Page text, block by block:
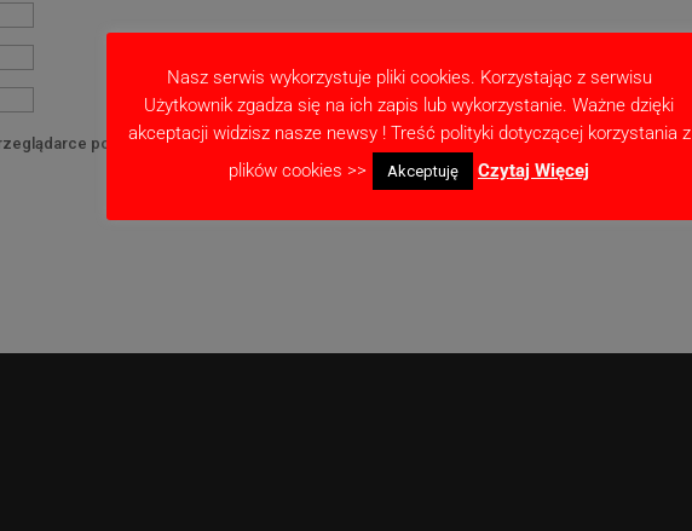
podczas pisania kolejnych komentarzy.
Nasz serwis wykorzystuje pliki cookies. Korzystając z serwisu
Użytkownik zgadza się na ich zapis lub wykorzystanie. Ważne dzięki
akceptacji widzisz nasze newsy ! Treść polityki dotyczącej korzystania z
plików cookies >>
Akceptuję Czytaj Więcej